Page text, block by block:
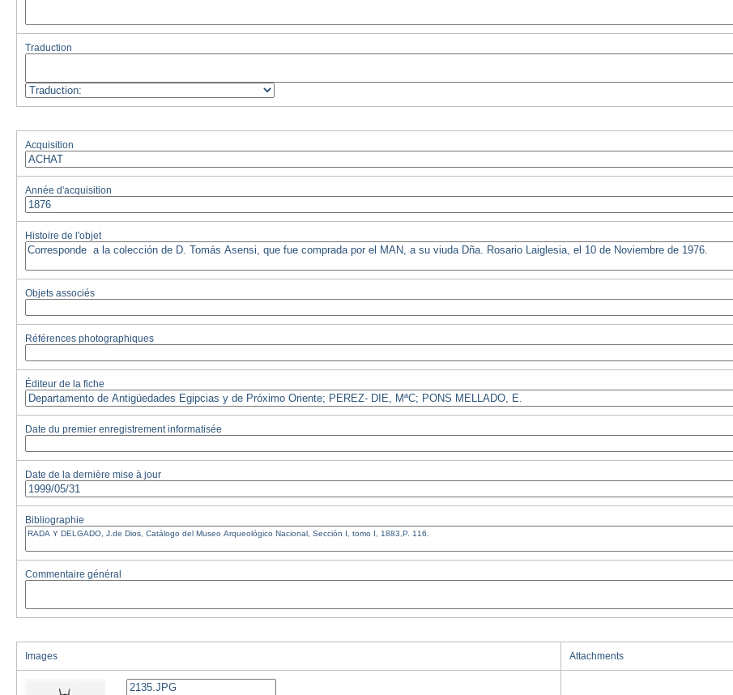
Traduction
Acquisition
Année d'acquisition
Histoire de l'objet
Objets associés
Références photographiques
Éditeur de la fiche
Date du premier enregistrement informatisée
Date de la dernière mise à jour
Bibliographie
Commentaire général
Images Attachments